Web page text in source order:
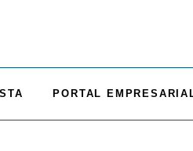
PORTAL